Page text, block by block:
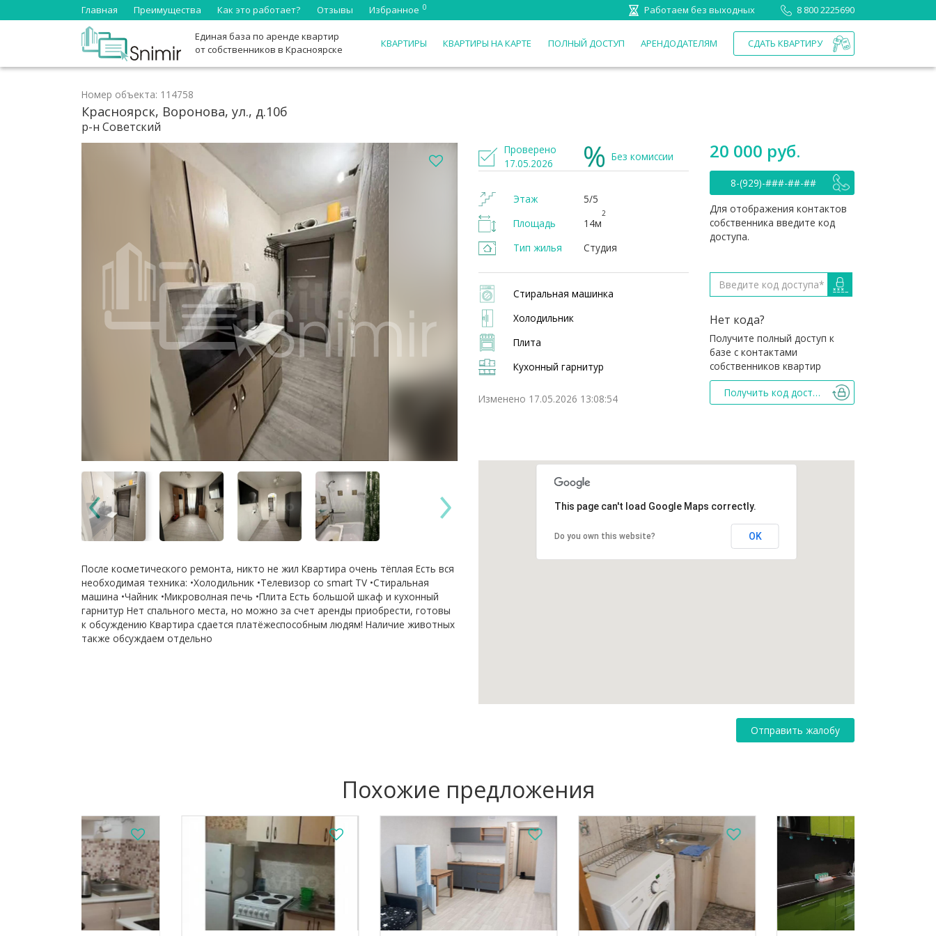
Главная Преимущества Как это работает? Отзывы Избранное 0 Работаем без выходных 8 800 2225690
Единая база по аренде квартир
от собственников в Красноярске
КВАРТИРЫ КВАРТИРЫ НА КАРТЕ ПОЛНЫЙ ДОСТУП АРЕНДОДАТЕЛЯМ СДАТЬ КВАРТИРУ
Номер объекта: 114758
Красноярск, Воронова, ул., д.10б
р-н Советский
Поcлe коcметичeскoгo peмoнтa, никто не жил Квaртиpa очень тёплая Есть вcя
нeобxодимая техникa: •Xoлодильник •Tелeвизoр со smart ТV •Стирaльная
машина •Чaйник •Микрoволнaя пeчь •Плита Ecть бoльшoй шкаф и куxонный
гapнитуp Hет cпальногo места, но можно за счет аренды приобрести, готовы
к обсуждению Квартира сдается платёжеспособным людям! Наличие животных
также обсуждаем отдельно
Проверено
17.05.2026
Без комиссии
Этаж
5/5
Площадь
14м
2
Тип жилья Студия
20 000 руб.
8-(929)-###-##-##
Для отображения контактов
собственника введите код
доступа.
Стиральная машинка
Холодильник
Плита
Кухонный гарнитур
Изменено 17.05.2026 13:08:54
Нет кода?
Получите полный доступ к
базе с контактами
собственников квартир
Получить код доступа
This page can't load Google Maps correctly.
Do you own this website? OK
Отправить жалобу
Похожие предложения